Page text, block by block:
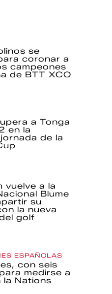
se
coronar a
campeones
de BTT XCO
a Tonga
en la
de la
vuelve a la
Blume
su
la nueva
golf
ESPAÑOLAS
con seis
medirse a
la Nations